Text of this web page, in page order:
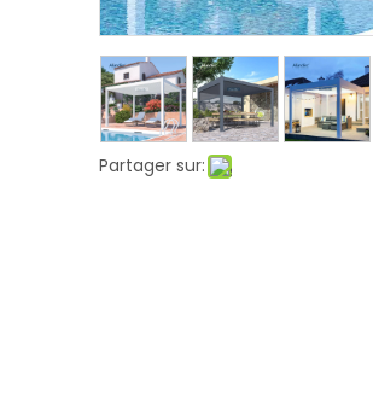
Partager sur: